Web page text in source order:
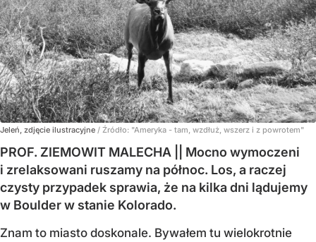
Jeleń, zdjęcie ilustracyjne / Źródło: "Ameryka - tam, wzdłuż, wszerz i z powrotem"
PROF. ZIEMOWIT MALECHA || Mocno wymoczeni
i zrelaksowani ruszamy na północ. Los, a raczej
czysty przypadek sprawia, że na kilka dni lądujemy
w Boulder w stanie Kolorado.
Znam to miasto doskonale. Bywałem tu wielokrotnie